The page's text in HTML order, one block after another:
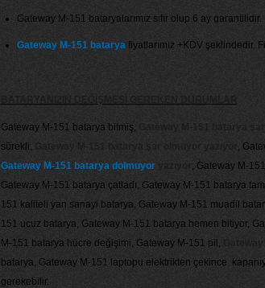
Gateway M-151 bataryalarımız sıfır olup 6 ay garantilidir.
Gateway M-151 bataryafiyatlarımız +KDV şeklindedir.
Gateway M-151 batarya bitmiş,
sürekli,
,
Gateway M-151 batarya dolmuyoryazıyor
, Gateway M-
Gateway M-151 batarya çatladı, Gateway M-151 batarya
151 kaliteli yan sanayi batarya, Gateway M-151 muadil
151 ucuz batarya, Gateway M-151 batarya hemen bitiyor,
M-151 batarya hücre değişimi, Gateway M-151 pil,
batarya, Gateway M-151 laptopu elektrikten çekince
gerekebilir.